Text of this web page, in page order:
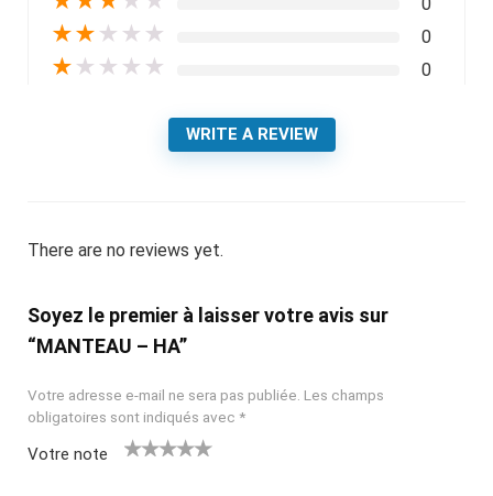
0
★★ ★ ★ ★ 0
★ ★ ★ ★ ★ 0
WRITE A REVIEW
There are no reviews yet.
Soyez le premier à laisser votre avis sur
“MANTEAU – HA”
Votre adresse e-mail ne sera pas publiée. Les champs
obligatoires sont indiqués avec *
Votre note